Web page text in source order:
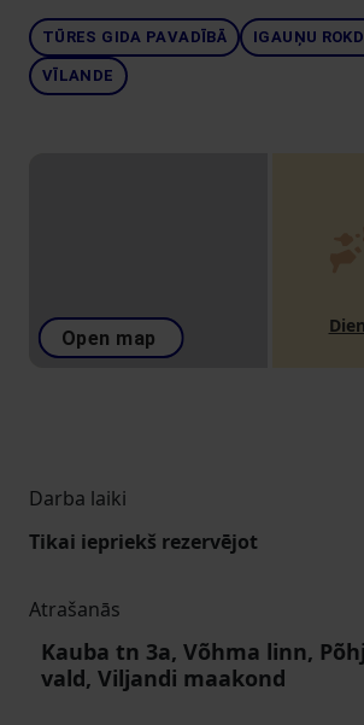
TŪRES GIDA PAVADĪBĀ IGAUŅU
VĪLANDE
Open map
Darba laiki
Tikai iepriekš rezervējot
Atrašanās
Kauba tn 3a, Võhma linn,
vald, Viljandi maakond